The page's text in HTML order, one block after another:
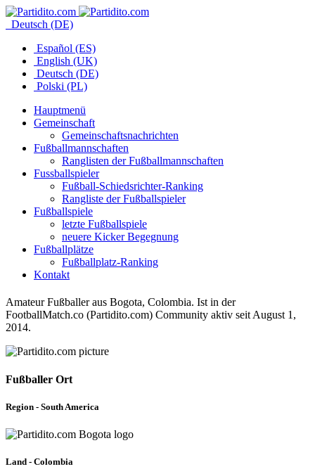
Deutsch (DE)
Español (ES)
English (UK)
Deutsch (DE)
Polski (PL)
Hauptmenü
Gemeinschaft
Gemeinschaftsnachrichten
Fußballmannschaften
Ranglisten der Fußballmannschaften
Fussballspieler
Fußball-Schiedsrichter-Ranking
Rangliste der Fußballspieler
Fußballspiele
letzte Fußballspiele
neuere Kicker Begegnung
Fußballplätze
Fußballplatz-Ranking
Kontakt
Amateur Fußballer aus Bogota, Colombia. Ist in der
FootballMatch.co (Partidito.com) Community aktiv seit August 1,
2014.
Fußballer Ort
Region - South America
Land - Colombia